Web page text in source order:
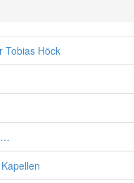
Tobias Höck
…